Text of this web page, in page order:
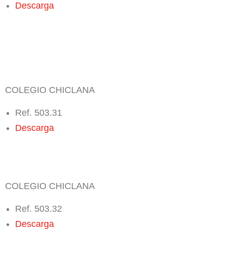
Descarga
COLEGIO CHICLANA
Ref. 503.31
Descarga
COLEGIO CHICLANA
Ref. 503.32
Descarga